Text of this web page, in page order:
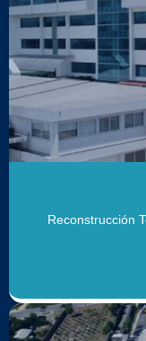
Reconstrucción